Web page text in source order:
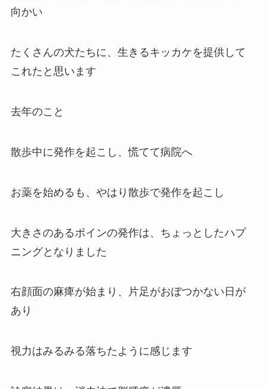
向かい
たくさんの犬たちに、生きるキッカケを提供して
これたと思います
去年のこと
散歩中に発作を起こし、慌てて病院へ
お薬を始めるも、やはり散歩で発作を起こし
大きさのあるポインの発作は、ちょっとしたハプ
ニングとなりました
右顔面の麻痺が始まり、片足がおぼつかない日が
あり
視力はみるみる落ちたように感じます